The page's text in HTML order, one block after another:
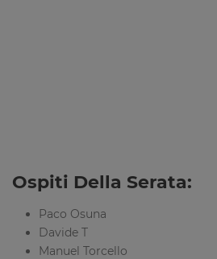
Ospiti Della Serata:
Paco Osuna
Davide T
Manuel Torcello